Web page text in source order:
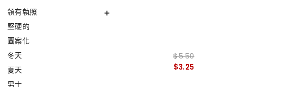
領有執照
堅硬的
圖案化
冬天
夏天
男士
$5.50
$3.25